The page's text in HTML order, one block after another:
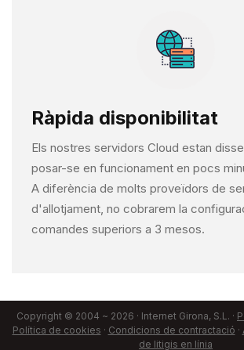
Ràpida disponibilitat
Els nostres servidors Cloud estan
posar-se en funcionament en pocs
A diferència de molts proveïdors de
d'allotjament, no cobrarem la
comandes superiors a 3 mesos.
Copyright © 2004 ~ 2026 · Internet Girona, S.L. ·
Política de cookies · Condicions de contractació ·
de litigis en línia